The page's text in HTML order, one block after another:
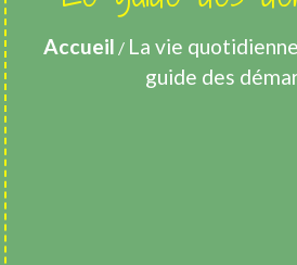
Accueil / La vie
guide des